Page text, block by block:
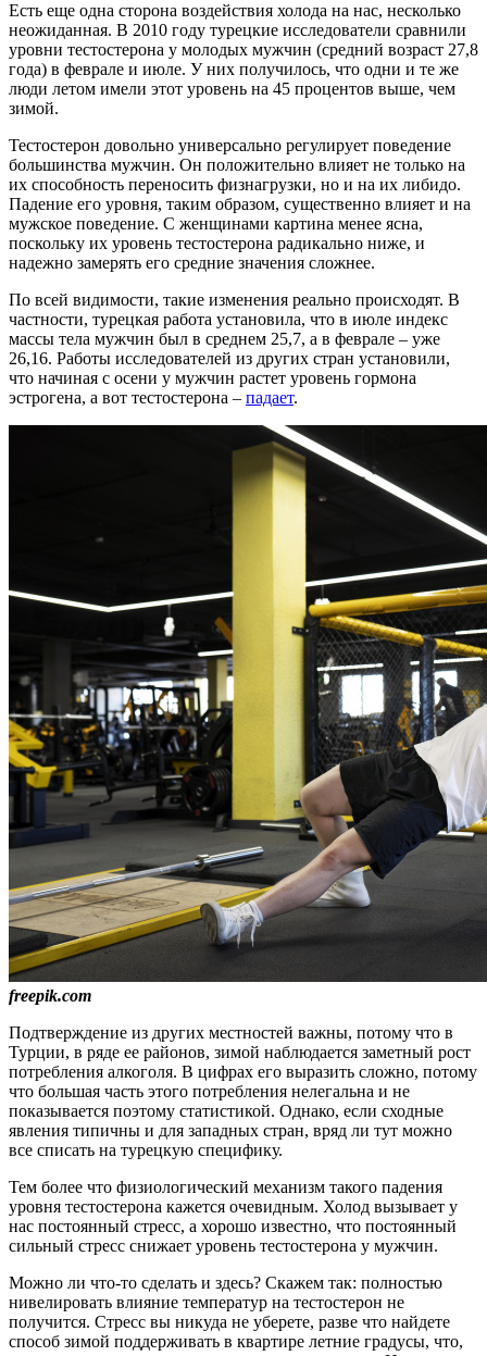
Есть еще одна сторона воздействия холода на нас, несколько
неожиданная. В 2010 году турецкие исследователи сравнили
уровни тестостерона у молодых мужчин (средний возраст 27,8
года) в феврале и июле. У них получилось, что одни и те же
люди летом имели этот уровень на 45 процентов выше, чем
зимой.
Тестостерон довольно универсально регулирует поведение
большинства мужчин. Он положительно влияет не только на
их способность переносить физнагрузки, но и на их либидо.
Падение его уровня, таким образом, существенно влияет и на
мужское поведение. С женщинами картина менее ясна,
поскольку их уровень тестостерона радикально ниже, и
надежно замерять его средние значения сложнее.
По всей видимости, такие изменения реально происходят. В
частности, турецкая работа установила, что в июле индекс
массы тела мужчин был в среднем 25,7, а в феврале – уже
26,16. Работы исследователей из других стран установили,
что начиная с осени у мужчин растет уровень гормона
эстрогена, а вот тестостерона – падает.
freepik.com
Подтверждение из других местностей важны, потому что в
Турции, в ряде ее районов, зимой наблюдается заметный рост
потребления алкоголя. В цифрах его выразить сложно, потому
что большая часть этого потребления нелегальна и не
показывается поэтому статистикой. Однако, если сходные
явления типичны и для западных стран, вряд ли тут можно
все списать на турецкую специфику.
Тем более что физиологический механизм такого падения
уровня тестостерона кажется очевидным. Холод вызывает у
нас постоянный стресс, а хорошо известно, что постоянный
сильный стресс снижает уровень тестостерона у мужчин.
Можно ли что-то сделать и здесь? Скажем так: полностью
нивелировать влияние температур на тестостерон не
получится. Стресс вы никуда не уберете, разве что найдете
способ зимой поддерживать в квартире летние градусы, что,